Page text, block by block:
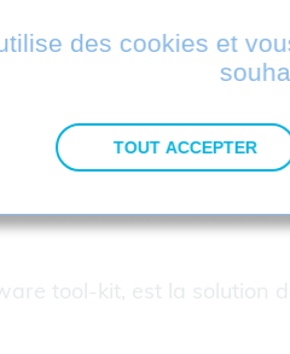
traitants. De
à tout moment.
perpétuelle ou annuelle.
d’entreprises dont les
et en stocker les
tool-kit, est la solution
des cookies et
TOUT ACCEPTER